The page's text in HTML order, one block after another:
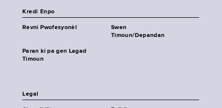
Kredi Enpo
Revni Pwofesyonèl
Swen
Timoun/Depandan
Paran ki pa gen Lagad
Timoun
Legal